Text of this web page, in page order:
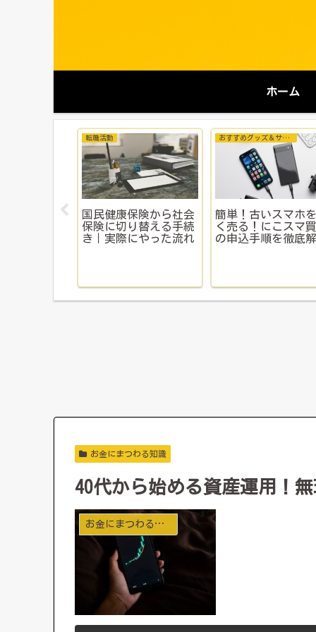
ホーム
転職活動
国民健康保険から社会
保険に切り替える手続
き｜実際にやった流れ
おすすめグッズ＆サービス
簡単！古いスマホ
く売る！にこスマ
の申込手順を徹底
お金にまつわる知識
40代から始める資産運用！
お金にまつわる知識